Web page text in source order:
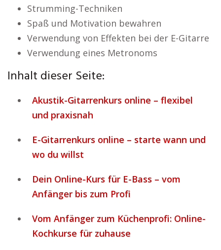
Strumming-Techniken
Spaß und Motivation bewahren
Verwendung von Effekten bei der E-Gitarre
Verwendung eines Metronoms
Inhalt dieser Seite:
Akustik-Gitarrenkurs online – flexibel
und praxisnah
E-Gitarrenkurs online – starte wann und
wo du willst
Dein Online-Kurs für E-Bass – vom
Anfänger bis zum Profi
Vom Anfänger zum Küchenprofi: Online-
Kochkurse für zuhause